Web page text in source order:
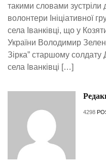
такими словами
волонтери Ініціативної
села Іванківці, що у
України Володимир
Зірка” старшому
села Іванківці […]
4298